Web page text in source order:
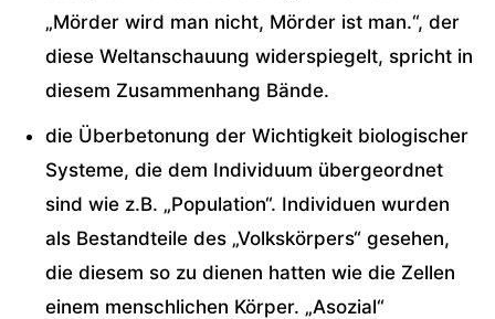
„Mörder wird man nicht, Mörder ist man.“, der
diese Weltanschauung widerspiegelt, spricht in
diesem Zusammenhang Bände.
die Überbetonung der Wichtigkeit biologischer
Systeme, die dem Individuum übergeordnet
sind wie z.B. „Population“. Individuen wurden
als Bestandteile des „Volkskörpers“ gesehen,
die diesem so zu dienen hatten wie die Zellen
einem menschlichen Körper. „Asozial“